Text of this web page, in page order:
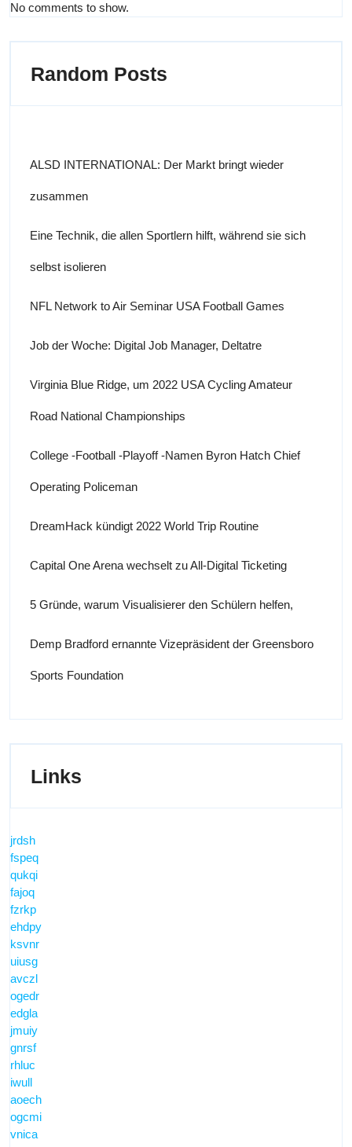
No comments to show.
Random Posts
ALSD INTERNATIONAL: Der Markt bringt wieder
zusammen
Eine Technik, die allen Sportlern hilft, während sie sich
selbst isolieren
NFL Network to Air Seminar USA Football Games
Job der Woche: Digital Job Manager, Deltatre
Virginia Blue Ridge, um 2022 USA Cycling Amateur
Road National Championships
College -Football -Playoff -Namen Byron Hatch Chief
Operating Policeman
DreamHack kündigt 2022 World Trip Routine
Capital One Arena wechselt zu All-Digital Ticketing
5 Gründe, warum Visualisierer den Schülern helfen,
Demp Bradford ernannte Vizepräsident der Greensboro
Sports Foundation
Links
jrdsh
fspeq
qukqi
fajoq
fzrkp
ehdpy
ksvnr
uiusg
avczl
ogedr
edgla
jmuiy
gnrsf
rhluc
iwull
aoech
ogcmi
vnica